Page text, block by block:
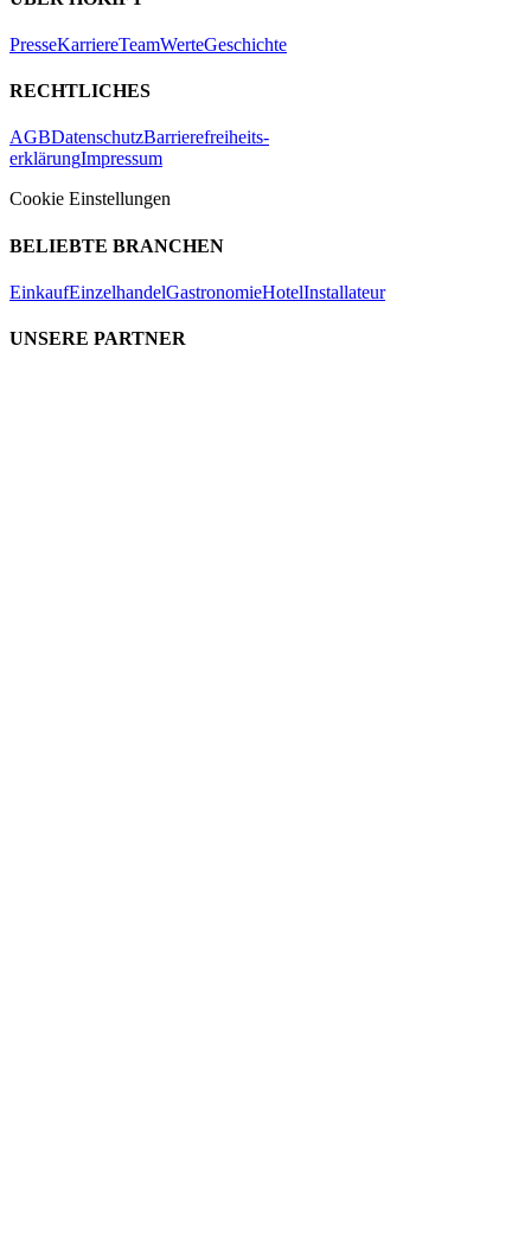
PresseKarriereTeamWerteGeschichte
RECHTLICHES
AGBDatenschutzBarrierefreiheits-
erklärungImpressum
Cookie Einstellungen
BELIEBTE BRANCHEN
EinkaufEinzelhandelGastronomieHotelInstallateur
UNSERE PARTNER